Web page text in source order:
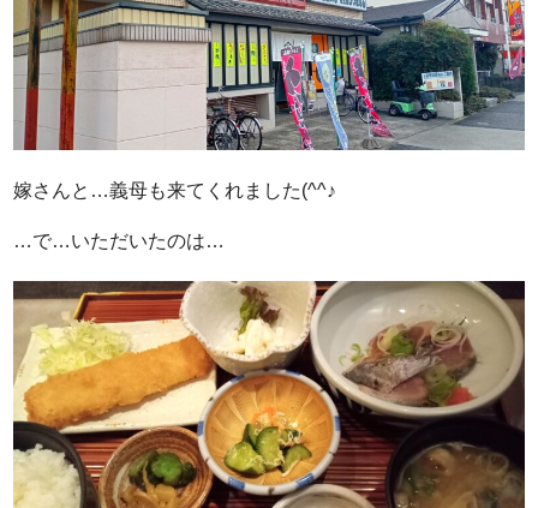
嫁さんと…義母も来てくれました(^^♪
…で…いただいたのは…